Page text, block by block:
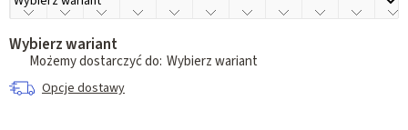
Wybierz wariant
Wybierz wariant
Opcje dostawy